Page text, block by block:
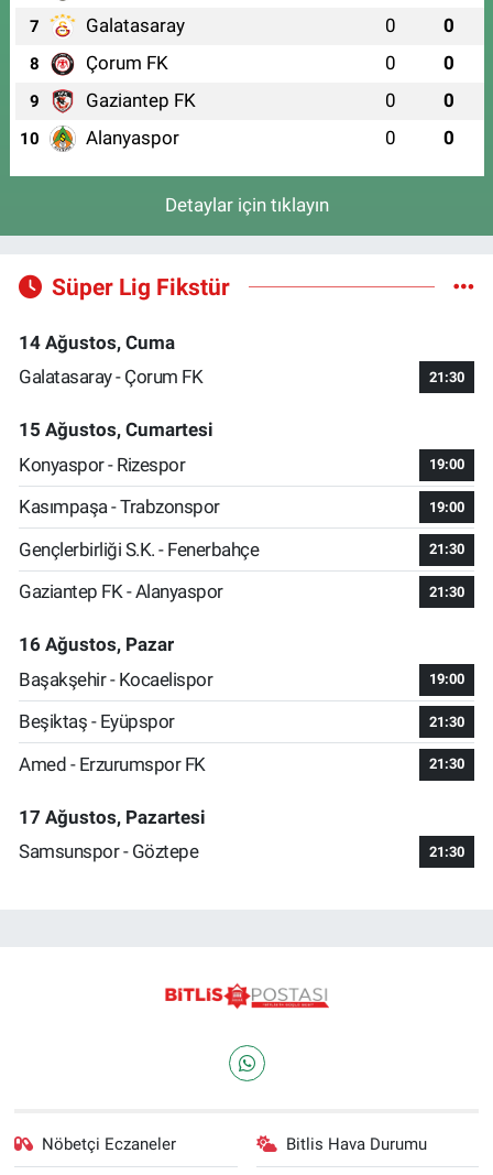
7 Galatasaray 0 0
8 Çorum FK 0 0
9 Gaziantep FK 0 0
10 Alanyaspor 0 0
Detaylar için tıklayın
Süper Lig Fikstür
14 Ağustos, Cuma
Galatasaray - Çorum FK
21:30
15 Ağustos, Cumartesi
Konyaspor - Rizespor
19:00
Kasımpaşa - Trabzonspor 19:00
Gençlerbirliği S.K. - Fenerbahçe 21:30
Gaziantep FK - Alanyaspor 21:30
16 Ağustos, Pazar
Başakşehir - Kocaelispor
19:00
Beşiktaş - Eyüpspor 21:30
Amed - Erzurumspor FK 21:30
17 Ağustos, Pazartesi
Samsunspor - Göztepe
21:30
Nöbetçi Eczaneler Bitlis Hava Durumu